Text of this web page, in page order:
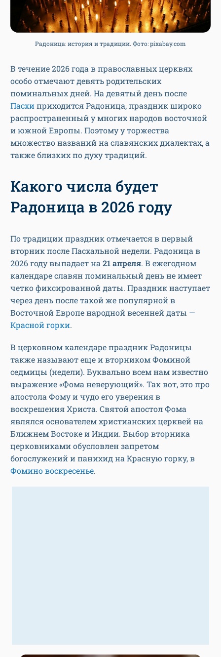
Радоница: история и традиции. Фото: pixabay.com
В течение 2026 года в православных церквях
особо отмечают девять родительских
поминальных дней. На девятый день после
Пасхиприходится Радоница, праздник широко
распространенный у многих народов восточной
и южной Европы. Поэтому у торжества
множество названий на славянских диалектах, а
также близких по духу традиций.
Какого числа будет
Радоница в 2026 году
По традиции праздник отмечается в первый
вторник после Пасхальной недели. Радоница в
2026 году выпадает на21 апреля. В ежегодном
календаре славян поминальный день не имеет
четко фиксированной даты. Праздник наступает
через день после такой же популярной в
Восточной Европе народной весенней даты —
Красной горки.
В церковном календаре праздник Радоницы
также называют еще и вторником Фоминой
седмицы (недели). Буквально всем нам известно
выражение «Фома неверующий». Так вот, это про
апостола Фому и чудо его уверения в
воскрешения Христа. Святой апостол Фома
являлся основателем христианских церквей на
Ближнем Востоке и Индии. Выбор вторника
церковниками обусловлен запретом
богослужений и панихид на Красную горку, в
Фомино воскресенье.